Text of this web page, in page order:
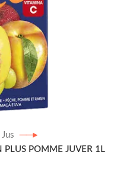
Jus
PLUS POMME JUVER 1L